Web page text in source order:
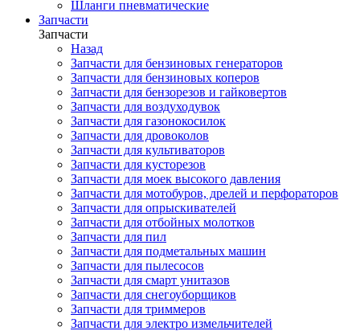
Шланги пневматические
Запчасти
Запчасти
Назад
Запчасти для бензиновых генераторов
Запчасти для бензиновых коперов
Запчасти для бензорезов и гайковертов
Запчасти для воздуходувок
Запчасти для газонокосилок
Запчасти для дровоколов
Запчасти для культиваторов
Запчасти для кусторезов
Запчасти для моек высокого давления
Запчасти для мотобуров, дрелей и перфораторов
Запчасти для опрыскивателей
Запчасти для отбойных молотков
Запчасти для пил
Запчасти для подметальных машин
Запчасти для пылесосов
Запчасти для смарт унитазов
Запчасти для снегоуборщиков
Запчасти для триммеров
Запчасти для электро измельчителей